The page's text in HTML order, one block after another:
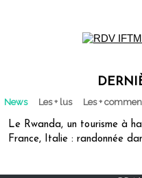
News Les + lus Les +
Le Rwanda, un tourisme à
France, Italie : randonnée